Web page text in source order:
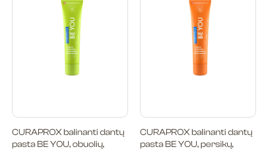
CURAPROX balinanti dantų
pasta BE YOU, obuolių,
CURAPROX balinanti dantų
pasta BE YOU, persikų,